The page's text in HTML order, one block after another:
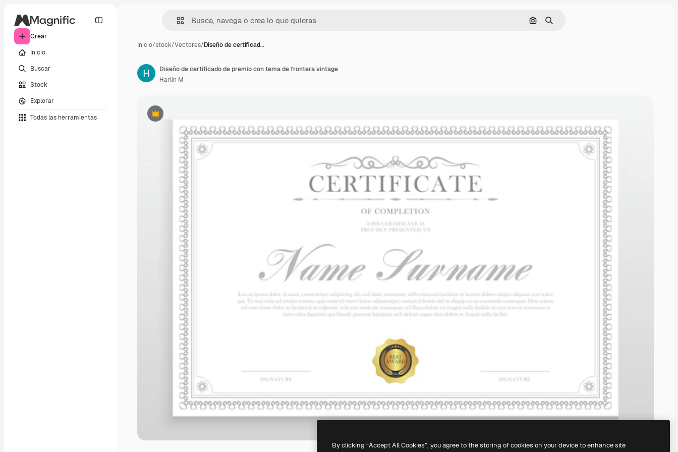
Crear
Inicio
Buscar
Stock
Explorar
Todas las herramientas
Buscar por imagen
Buscar
Inicio/stock/Vectores/Diseño de certificad…
Premium
Diseño de certificado de premio con tema de frontera vintage
Harlin M
By clicking “Accept All Cookies”, you agree to the storing of cookies on your device to enhance site